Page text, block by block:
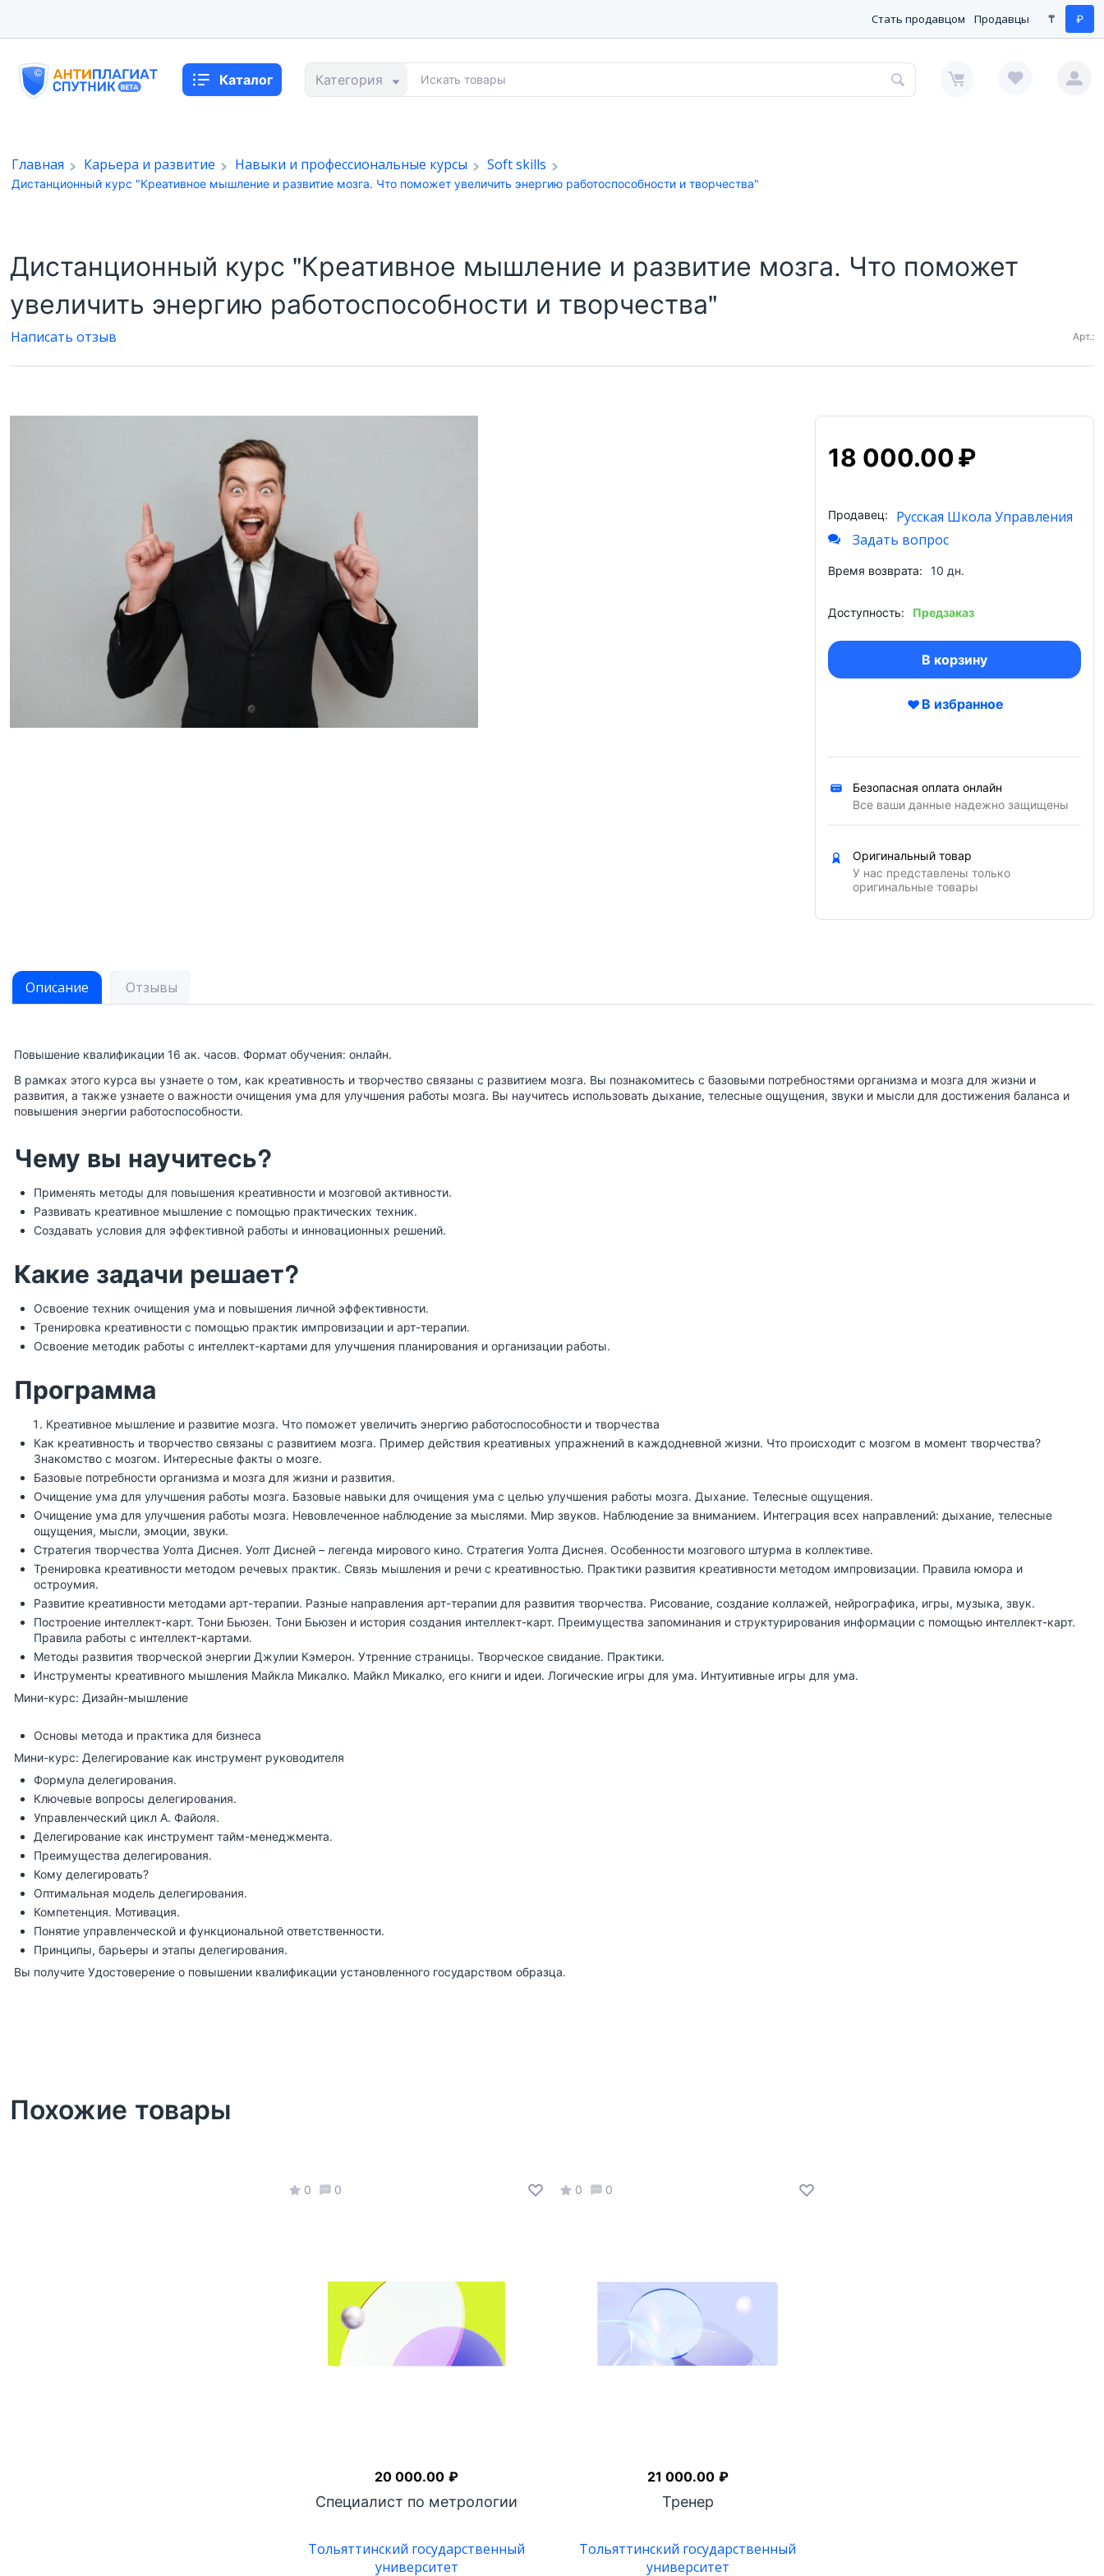
Стать продавцом Продавцы ₸ ₽
Каталог Категория
Главная Карьера и развитие Навыки и профессиональные курсы Soft skills
Дистанционный курс "Креативное мышление и развитие мозга. Что поможет увеличить энергию работоспособности и творчества"
Дистанционный курс "Креативное мышление и развитие мозга. Что поможет
увеличить энергию работоспособности и творчества"
Написать отзыв Арт.:
18 000.00₽
Продавец:
Русская Школа Управления
Задать вопрос
Время возврата: 10 дн.
Доступность: Предзаказ
В корзину
В избранное
Безопасная оплата онлайн
Все ваши данные надежно защищены
Оригинальный товар
У нас представлены только
оригинальные товары
Описание Отзывы
Повышение квалификации 16 ак. часов. Формат обучения: онлайн.
В рамках этого курса вы узнаете о том, как креативность и творчество связаны с развитием мозга. Вы познакомитесь с базовыми потребностями организма и мозга для жизни и
развития, а также узнаете о важности очищения ума для улучшения работы мозга. Вы научитесь использовать дыхание, телесные ощущения, звуки и мысли для достижения баланса и
повышения энергии работоспособности.
Чему вы научитесь?
Применять методы для повышения креативности и мозговой активности.
Развивать креативное мышление с помощью практических техник.
Создавать условия для эффективной работы и инновационных решений.
Какие задачи решает?
Освоение техник очищения ума и повышения личной эффективности.
Тренировка креативности с помощью практик импровизации и арт-терапии.
Освоение методик работы с интеллект-картами для улучшения планирования и организации работы.
Программа
Креативное мышление и развитие мозга. Что поможет увеличить энергию работоспособности и творчества
Как креативность и творчество связаны с развитием мозга. Пример действия креативных упражнений в каждодневной жизни. Что происходит с мозгом в момент творчества?
Знакомство с мозгом. Интересные факты о мозге.
Базовые потребности организма и мозга для жизни и развития.
Очищение ума для улучшения работы мозга. Базовые навыки для очищения ума с целью улучшения работы мозга. Дыхание. Телесные ощущения.
Очищение ума для улучшения работы мозга. Невовлеченное наблюдение за мыслями. Мир звуков. Наблюдение за вниманием. Интеграция всех направлений: дыхание, телесные
ощущения, мысли, эмоции, звуки.
Стратегия творчества Уолта Диснея. Уолт Дисней – легенда мирового кино. Стратегия Уолта Диснея. Особенности мозгового штурма в коллективе.
Тренировка креативности методом речевых практик. Связь мышления и речи с креативностью. Практики развития креативности методом импровизации. Правила юмора и
остроумия.
Развитие креативности методами арт-терапии. Разные направления арт-терапии для развития творчества. Рисование, создание коллажей, нейрографика, игры, музыка, звук.
Построение интеллект-карт. Тони Бьюзен. Тони Бьюзен и история создания интеллект-карт. Преимущества запоминания и структурирования информации с помощью интеллект-карт.
Правила работы с интеллект-картами.
Методы развития творческой энергии Джулии Кэмерон. Утренние страницы. Творческое свидание. Практики.
Инструменты креативного мышления Майкла Микалко. Майкл Микалко, его книги и идеи. Логические игры для ума. Интуитивные игры для ума.
Мини-курс: Дизайн-мышление
Основы метода и практика для бизнеса
Мини-курс: Делегирование как инструмент руководителя
Формула делегирования.
Ключевые вопросы делегирования.
Управленческий цикл А. Файоля.
Делегирование как инструмент тайм-менеджмента.
Преимущества делегирования.
Кому делегировать?
Оптимальная модель делегирования.
Компетенция. Мотивация.
Понятие управленческой и функциональной ответственности.
Принципы, барьеры и этапы делегирования.
Вы получите Удостоверение о повышении квалификации установленного государством образца.
Похожие товары
0 0
Специалист по метрологии
Тольяттинский государственный
университет
20 000.00 ₽
0 0
Тренер
Тольяттинский государственный
университет
21 000.00 ₽